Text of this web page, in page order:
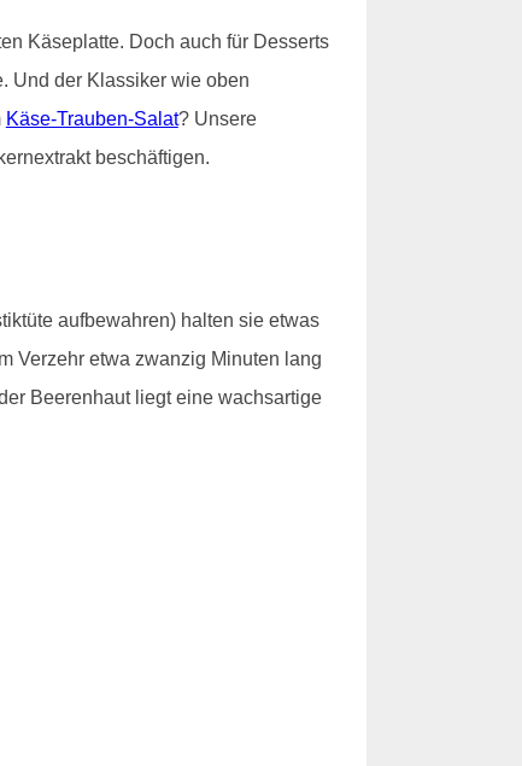
Käseplatte. Doch auch für Desserts
Und der Klassiker wie oben
Käse-Trauben-Salat? Unsere
beschäftigen.
aufbewahren) halten sie etwas
Verzehr etwa zwanzig Minuten lang
Beerenhaut liegt eine wachsartige